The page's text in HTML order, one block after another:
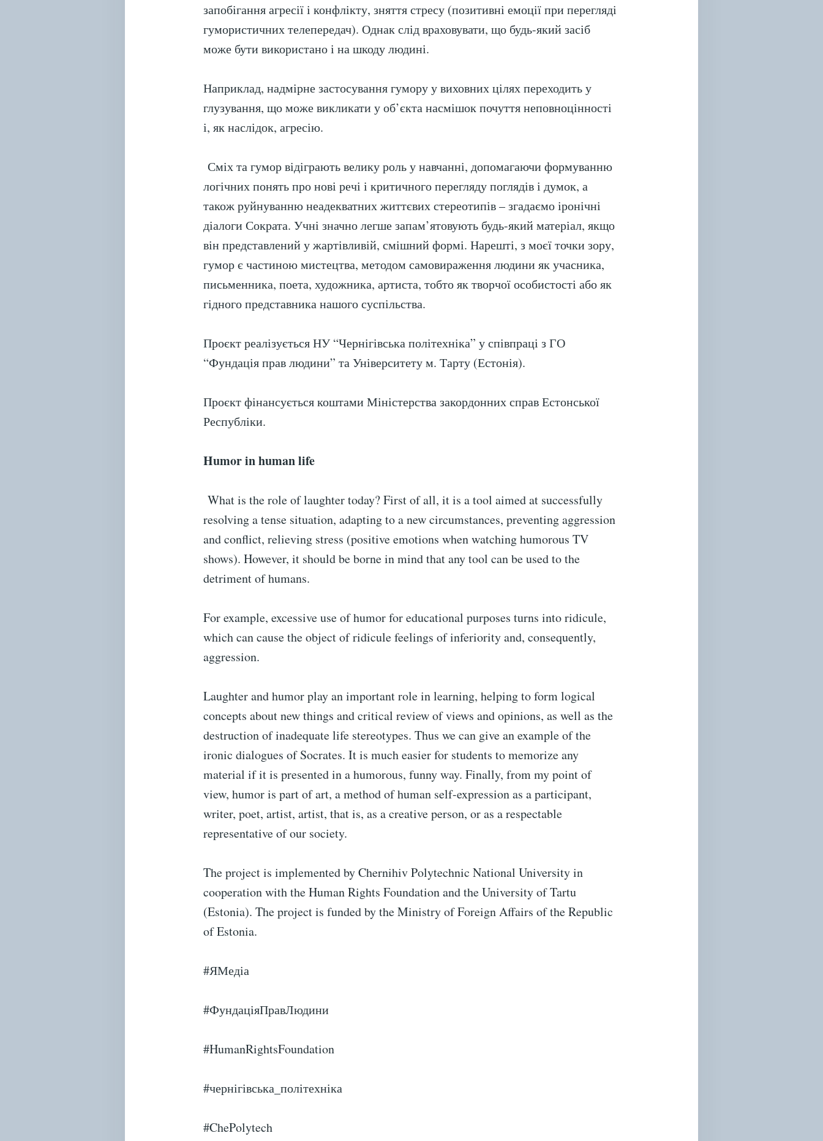
запобігання агресії і конфлікту, зняття стресу (позитивні емоції при перегляді
гумористичних телепередач). Однак слід враховувати, що будь-який засіб
може бути використано і на шкоду людині.
Наприклад, надмірне застосування гумору у виховних цілях переходить у
глузування, що може викликати у об’єкта насмішок почуття неповноцінності
і, як наслідок, агресію.
Сміх та гумор відіграють велику роль у навчанні, допомагаючи формуванню
логічних понять про нові речі і критичного перегляду поглядів і думок, а
також руйнуванню неадекватних життєвих стереотипів – згадаємо іронічні
діалоги Сократа. Учні значно легше запам’ятовують будь-який матеріал, якщо
він представлений у жартівливій, смішний формі. Нарешті, з моєї точки зору,
гумор є частиною мистецтва, методом самовираження людини як учасника,
письменника, поета, художника, артиста, тобто як творчої особистості або як
гідного представника нашого суспільства.
Проєкт реалізується НУ “Чернігівська політехніка” у співпраці з ГО
“Фундація прав людини” та Університету м. Тарту (Естонія).
Проєкт фінансується коштами Міністерства закордонних справ Естонської
Республіки.
Humor in human life
What is the role of laughter today? First of all, it is a tool aimed at successfully
resolving a tense situation, adapting to a new circumstances, preventing aggression
and conflict, relieving stress (positive emotions when watching humorous TV
shows). However, it should be borne in mind that any tool can be used to the
detriment of humans.
For example, excessive use of humor for educational purposes turns into ridicule,
which can cause the object of ridicule feelings of inferiority and, consequently,
aggression.
Laughter and humor play an important role in learning, helping to form logical
concepts about new things and critical review of views and opinions, as well as the
destruction of inadequate life stereotypes. Thus we can give an example of the
ironic dialogues of Socrates. It is much easier for students to memorize any
material if it is presented in a humorous, funny way. Finally, from my point of
view, humor is part of art, a method of human self-expression as a participant,
writer, poet, artist, artist, that is, as a creative person, or as a respectable
representative of our society.
The project is implemented by Chernihiv Polytechnic National University in
cooperation with the Human Rights Foundation and the University of Tartu
(Estonia). The project is funded by the Ministry of Foreign Affairs of the Republic
of Estonia.
#ЯМедіа
#ФундаціяПравЛюдини
#HumanRightsFoundation
#чернігівська_політехніка
#ChePolytech